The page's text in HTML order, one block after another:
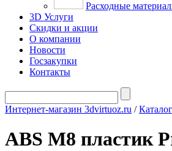
Расходные
3D Услуги
Скидки и акции
О компании
Новости
Госзакупки
Контакты
Интернет-магазин 3dvirtuoz.ru /
ABS M8 пластик